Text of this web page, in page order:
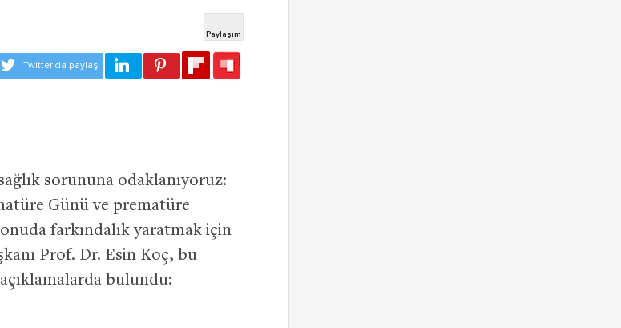
sorununa odaklanıyoruz:
Günü ve prematüre
farkındalık yaratmak için
Prof. Dr. Esin Koç, bu
bulundu: